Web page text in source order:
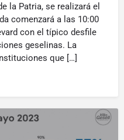
la Patria, se realizará el
comenzará a las 10:00
con el típico desfile
geselinas. La
que […]